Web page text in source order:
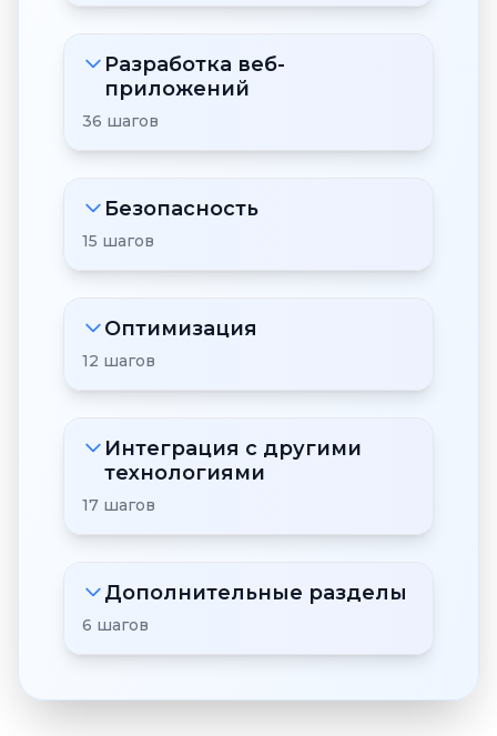
Разработка веб-
приложений
36 шагов
Безопасность
15 шагов
Оптимизация
12 шагов
Интеграция с другими
технологиями
17 шагов
Дополнительные разделы
6 шагов